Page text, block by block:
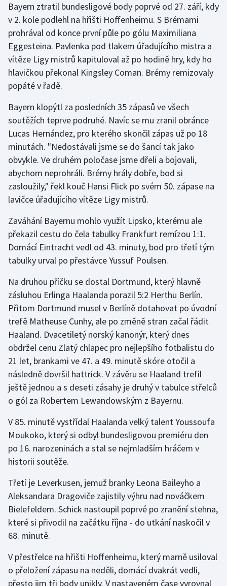
Krasobruslení
Lezení
Lyže a snowboard
Motorsport
Olympijské hry
Parasport
Plavání
Plážový volejbal
Ragby
Rychlobruslení
Rychlostní kanoistika
Short track
Sportovní střelba
Stolní tenis
Triatlon
Vodní slalom
Volejbal
Ostatní
Bayern ztratil bundesligové body poprvé od 27. září, kdy
v 2. kole podlehl na hřišti Hoffenheimu. S Brémami
prohrával od konce první půle po gólu Maximiliana
Eggesteina. Pavlenka pod tlakem úřadujícího mistra a
vítěze Ligy mistrů kapituloval až po hodině hry, kdy ho
hlavičkou překonal Kingsley Coman. Brémy remizovaly
popáté v řadě.
Bayern klopýtl za posledních 35 zápasů ve všech
soutěžích teprve podruhé. Navíc se mu zranil obránce
Lucas Hernández, pro kterého skončil zápas už po 18
minutách. "Nedostávali jsme se do šancí tak jako
obvykle. Ve druhém poločase jsme dřeli a bojovali,
abychom neprohráli. Brémy hrály dobře, bod si
zasloužily," řekl kouč Hansi Flick po svém 50. zápase na
lavičce úřadujícího vítěze Ligy mistrů.
Zaváhání Bayernu mohlo využít Lipsko, kterému ale
překazil cestu do čela tabulky Frankfurt remízou 1:1.
Domácí Eintracht vedl od 43. minuty, bod pro třetí tým
tabulky urval po přestávce Yussuf Poulsen.
Na druhou příčku se dostal Dortmund, který hlavně
zásluhou Erlinga Haalanda porazil 5:2 Herthu Berlín.
Přitom Dortmund musel v Berlíně dotahovat po úvodní
trefě Matheuse Cunhy, ale po změně stran začal řádit
Haaland. Dvacetiletý norský kanonýr, který dnes
obdržel cenu Zlatý chlapec pro nejlepšího fotbalistu do
21 let, brankami ve 47. a 49. minutě skóre otočil a
následně dovršil hattrick. V závěru se Haaland trefil
ještě jednou a s deseti zásahy je druhý v tabulce střelců
o gól za Robertem Lewandowským z Bayernu.
V 85. minutě vystřídal Haalanda velký talent Youssoufa
Moukoko, který si odbyl bundesligovou premiéru den
po 16. narozeninách a stal se nejmladším hráčem v
historii soutěže.
Třetí je Leverkusen, jemuž branky Leona Baileyho a
Aleksandara Dragoviče zajistily výhru nad nováčkem
Bielefeldem. Schick nastoupil poprvé po zranění stehna,
které si přivodil na začátku října - do utkání naskočil v
68. minutě.
V přestřelce na hřišti Hoffenheimu, který marně usiloval
o přeložení zápasu na neděli, domácí dvakrát vedli,
přesto jim tři body unikly. V nastaveném čase vyrovnal